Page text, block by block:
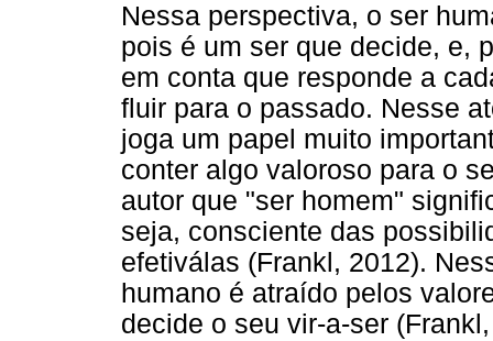
Nessa perspectiva, o ser
pois é um ser que decide, e,
em conta que responde a
fluir para o passado. Nesse
joga um papel muito
conter algo valoroso para o
autor que "ser homem"
seja, consciente das
efetiválas (Frankl, 2012).
humano é atraído pelos
decide o seu vir-a-ser